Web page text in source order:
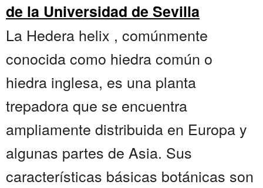
de la Universidad de Sevilla
La Hedera helix , comúnmente
conocida como hiedra común o
hiedra inglesa, es una planta
trepadora que se encuentra
ampliamente distribuida en Europa y
algunas partes de Asia. Sus
características básicas botánicas son